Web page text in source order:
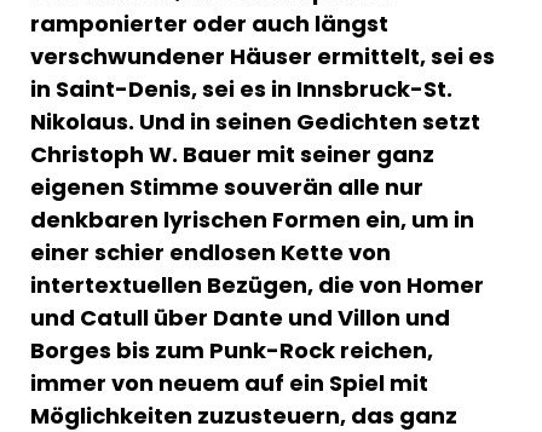
ramponierter oder auch längst
verschwundener Häuser ermittelt, sei es
in Saint-Denis, sei es in Innsbruck-St.
Nikolaus. Und in seinen Gedichten setzt
Christoph W. Bauer mit seiner ganz
eigenen Stimme souverän alle nur
denkbaren lyrischen Formen ein, um in
einer schier endlosen Kette von
intertextuellen Bezügen, die von Homer
und Catull über Dante und Villon und
Borges bis zum Punk-Rock reichen,
immer von neuem auf ein Spiel mit
Möglichkeiten zuzusteuern, das ganz